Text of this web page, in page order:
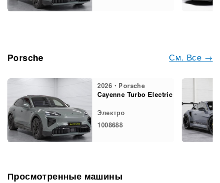
См. Все →
Porsche
2026・Porsche
Cayenne Turbo Electric
Электро
1008688
Просмотренные машины